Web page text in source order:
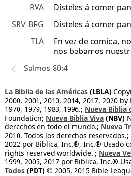
RVA
Dísteles á comer
SRV-BRG
Dísteles á comer
TLA
En vez de comida,
nos bebamos
Salmos 80:4
La Biblia de las Américas (LBLA)
2000, 2001, 2010, 2014, 2017, 2020
1970, 1979, 1983, 1996.; Nueva Biblia
Foundation; Nueva Biblia Viva (NBV)
derechos en todo el mundo.; Nueva
2010. Todos los derechos reservados.;
2022 por Biblica, Inc.®, Inc.® Usado
rights reserved worldwide. ; Nueva
1999, 2005, 2017 por Biblica, Inc.®
Todos (PDT) © 2005, 2015 Bible